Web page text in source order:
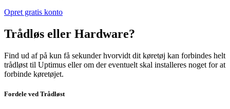
Opret gratis konto
Trådløs eller Hardware?
Find ud af på kun få sekunder hvorvidt dit køretøj kan forbindes helt
trådløst til Uptimus eller om der eventuelt skal installeres noget for at
forbinde køretøjet.
Fordele ved Trådløst